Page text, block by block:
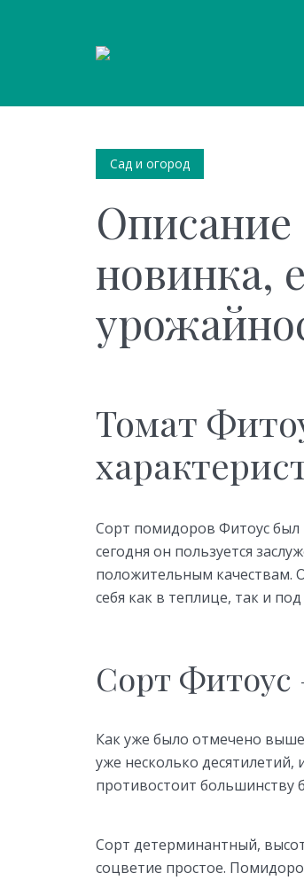
Сад и огород
Описание
новинка,
Томат
Сорт помидоров Фитоус был
сегодня он пользуется
положительным качествам.
себя как в теплице, так и
Сорт
Как уже было отмечено
уже несколько
противостоит большинству
Сорт детерминантный,
соцветие простое.